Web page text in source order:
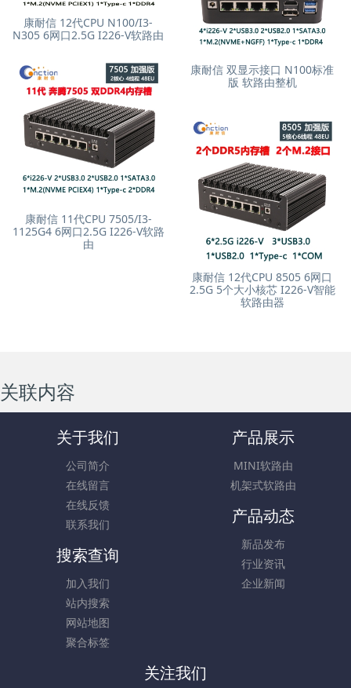
康耐信 12代CPU N100/I3-
N305 6网口2.5G I226-V软路由
康耐信 双显示接口 N100标准
版 软路由整机
康耐信 11代CPU 7505/I3-
1125G4 6网口2.5G I226-V软路
由
康耐信 12代CPU 8505 6网口
2.5G 5个大小核芯 I226-V智能
软路由器
关联内容
关于我们
公司简介
在线留言
在线反馈
联系我们
产品展示
MINI软路由
机架式软路由
产品动态
新品发布
行业资讯
企业新闻
搜索查询
加入我们
站内搜索
网站地图
聚合标签
关注我们